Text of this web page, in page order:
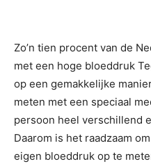
Zo’n tien procent van de
met een hoge bloeddruk
op een gemakkelijke
meten met een speciaal
persoon heel verschillend
Daarom is het raadzaam
eigen bloeddruk op te